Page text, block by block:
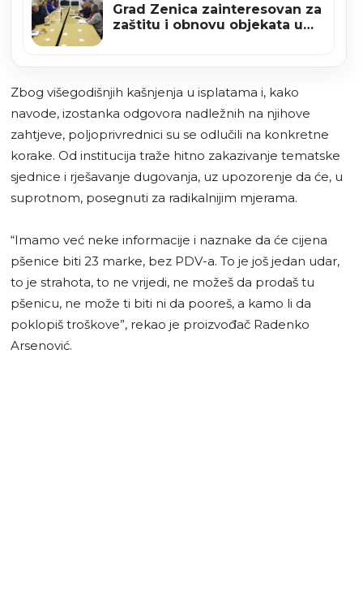
Grad Zenica zainteresovan za
zaštitu i obnovu objekata u
Zbog višegodišnjih kašnjenja u isplatama i, kako
navode, izostanka odgovora nadležnih na njihove
zahtjeve, poljoprivrednici su se odlučili na konkretne
korake. Od institucija traže hitno zakazivanje tematske
sjednice i rješavanje dugovanja, uz upozorenje da će, u
suprotnom, posegnuti za radikalnijim mjerama.
“Imamo već neke informacije i naznake da će cijena
pšenice biti 23 marke, bez PDV-a. To je još jedan udar,
to je strahota, to ne vrijedi, ne možeš da prodaš tu
pšenicu, ne može ti biti ni da pooreš, a kamo li da
poklopiš troškove”, rekao je proizvođač Radenko
Arsenović.